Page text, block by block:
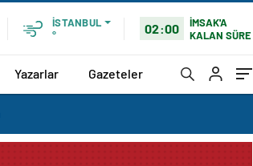
İSTANBUL
°
02:00
İMSAK'A
KALAN SÜRE
Yazarlar Gazeteler